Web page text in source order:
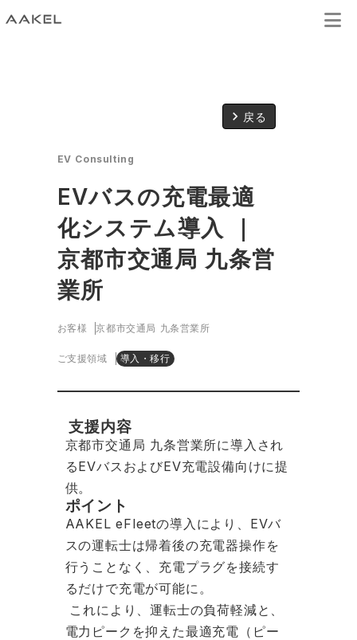
keyboard_arrow_right 戻る
EV Consulting
EVバスの充電最適
化システム導入 ｜
京都市交通局 九条営
業所
お客様 京都市交通局 九条営業所
ご支援領域 導入・移行
支援内容
京都市交通局 九条営業所に導入され
るEVバスおよびEV充電設備向けに提
供。
ポイント
AAKEL eFleetの導入により、EVバ
スの運転士は帰着後の充電器操作を
行うことなく、充電プラグを接続す
るだけで充電が可能に。
これにより、運転士の負荷軽減と、
電力ピークを抑えた最適充電（ピー